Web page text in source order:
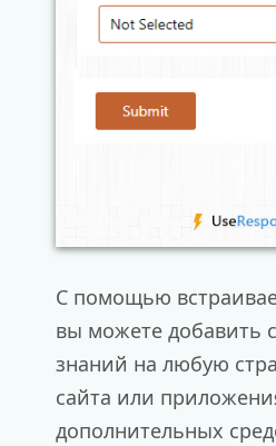
С помощью
вы можете добавить
знаний на любую
сайта или
дополнительных